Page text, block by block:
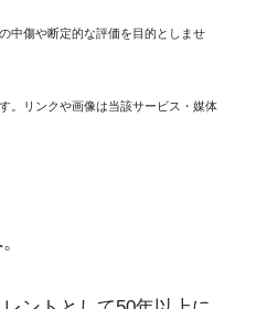
中傷や断定的な評価を目的としませ
。リンクや画像は当該サービス・媒体